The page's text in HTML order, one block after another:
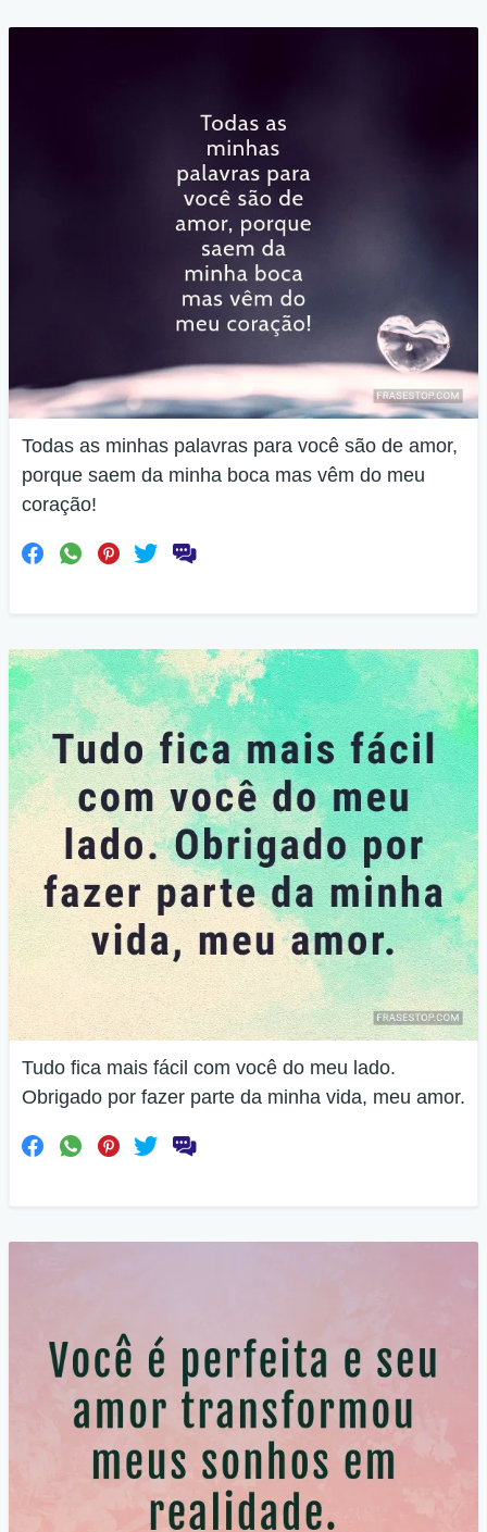
Todas as minhas palavras para você são de amor,
porque saem da minha boca mas vêm do meu
coração!
Tudo fica mais fácil com você do meu lado.
Obrigado por fazer parte da minha vida, meu amor.